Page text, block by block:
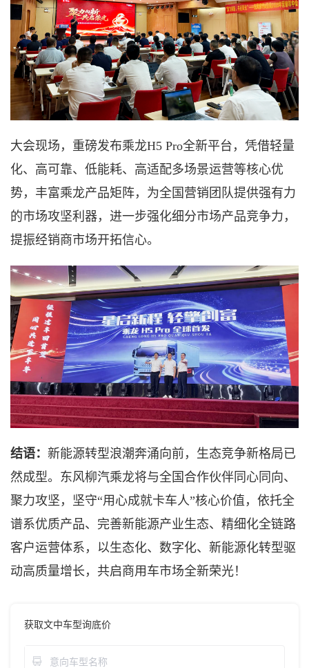
大会现场，重磅发布乘龙H5 Pro全新平台，凭借轻量
化、高可靠、低能耗、高适配多场景运营等核心优
势，丰富乘龙产品矩阵，为全国营销团队提供强有力
的市场攻坚利器，进一步强化细分市场产品竞争力，
提振经销商市场开拓信心。
结语： 新能源转型浪潮奔涌向前，生态竞争新格局已
然成型。东风柳汽乘龙将与全国合作伙伴同心同向、
聚力攻坚，坚守“用心成就卡车人”核心价值，依托全
谱系优质产品、完善新能源产业生态、精细化全链路
客户运营体系，以生态化、数字化、新能源化转型驱
动高质量增长，共启商用车市场全新荣光！
获取文中车型询底价